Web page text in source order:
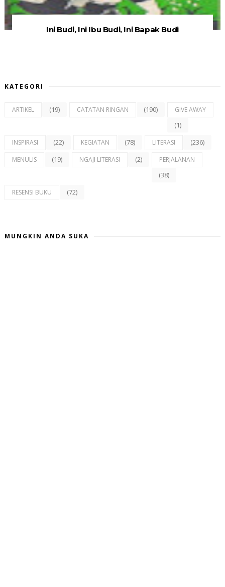
Ini Budi, Ini Ibu Budi, Ini Bapak Budi
KATEGORI
ARTIKEL (19) CATATAN RINGAN (190) GIVE AWAY
(1)
INSPIRASI (22) KEGIATAN (78) LITERASI (236)
MENULIS (19) NGAJI LITERASI (2) PERJALANAN
(38)
RESENSI BUKU (72)
MUNGKIN ANDA SUKA